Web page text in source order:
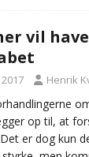
vil
Henrik
op til, at
er dog kun